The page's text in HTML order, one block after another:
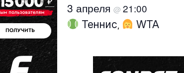
3 апреля @ 21:00
Теннис, WTA